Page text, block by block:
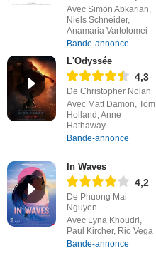
Avec Simon Abkarian,
Niels Schneider,
Anamaria Vartolomei
Bande-annonce
L'Odyssée
4,3
De Christopher Nolan
Avec Matt Damon, Tom
Holland, Anne
Hathaway
Bande-annonce
In Waves
4,2
De Phuong Mai
Nguyen
Avec Lyna Khoudri,
Paul Kircher, Rio Vega
Bande-annonce